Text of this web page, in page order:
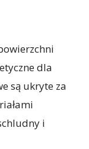
dla
są ukryte za
i